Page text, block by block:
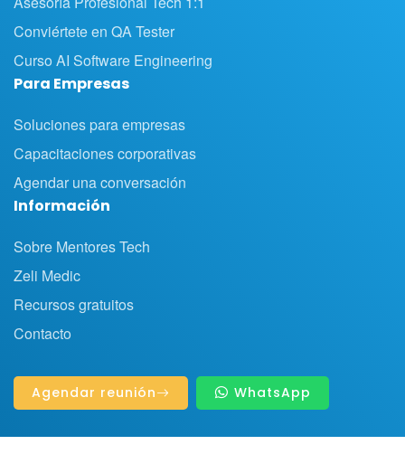
Conviértete en QA Tester
Curso AI Software Engineering
Para Empresas
Soluciones para empresas
Capacitaciones corporativas
Agendar una conversación
Información
Sobre Mentores Tech
Zeli Medic
Recursos gratuitos
Contacto
Agendar reunión WhatsApp